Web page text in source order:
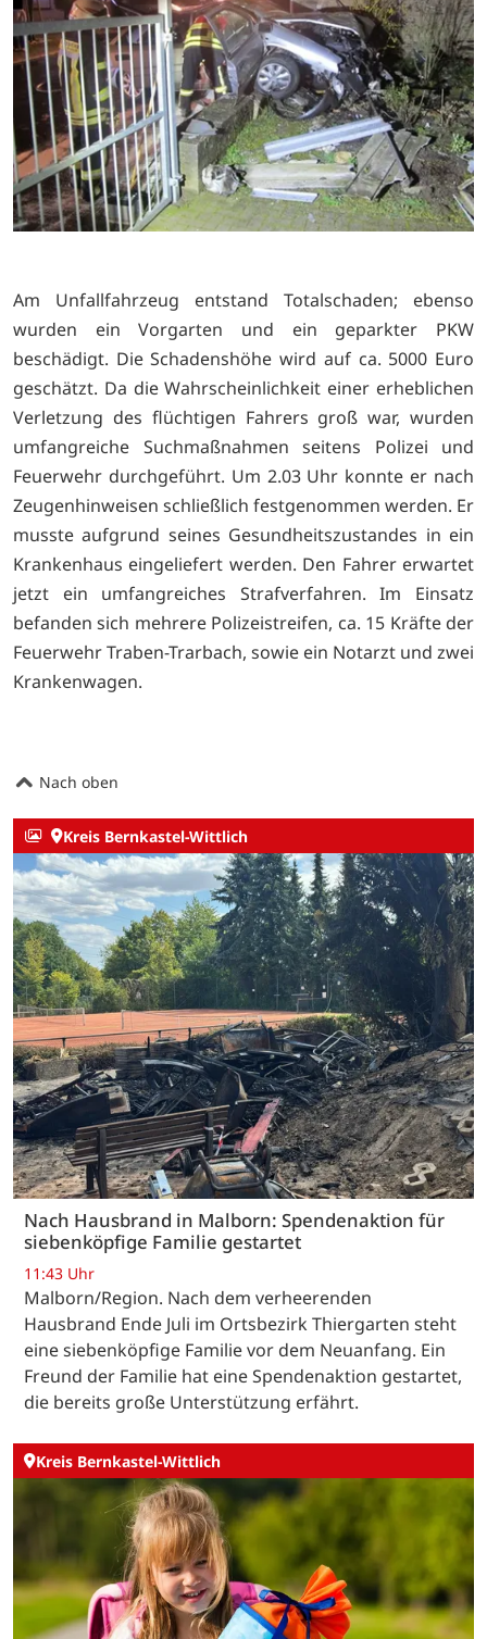
Am Unfallfahrzeug entstand Totalschaden; ebenso
wurden ein Vorgarten und ein geparkter PKW
beschädigt. Die Schadenshöhe wird auf ca. 5000 Euro
geschätzt. Da die Wahrscheinlichkeit einer erheblichen
Verletzung des flüchtigen Fahrers groß war, wurden
umfangreiche Suchmaßnahmen seitens Polizei und
Feuerwehr durchgeführt. Um 2.03 Uhr konnte er nach
Zeugenhinweisen schließlich festgenommen werden. Er
musste aufgrund seines Gesundheitszustandes in ein
Krankenhaus eingeliefert werden. Den Fahrer erwartet
jetzt ein umfangreiches Strafverfahren. Im Einsatz
befanden sich mehrere Polizeistreifen, ca. 15 Kräfte der
Feuerwehr Traben-Trarbach, sowie ein Notarzt und zwei
Krankenwagen.
Nach oben
Kreis Bernkastel-Wittlich
Nach Hausbrand in Malborn: Spendenaktion für
siebenköpfige Familie gestartet
11:43 Uhr
Malborn/Region. Nach dem verheerenden
Hausbrand Ende Juli im Ortsbezirk Thiergarten steht
eine siebenköpfige Familie vor dem Neuanfang. Ein
Freund der Familie hat eine Spendenaktion gestartet,
die bereits große Unterstützung erfährt.
Kreis Bernkastel-Wittlich